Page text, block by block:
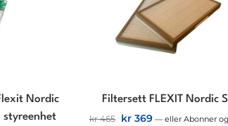
Nordic
styreenhet
Filtersett FLEXIT Nordic
kr465 kr369 —eller Abonner